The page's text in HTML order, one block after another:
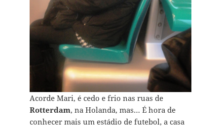
Acorde Mari, é cedo e frio nas ruas de
Rotterdam, na Holanda, mas… É hora de
conhecer mais um estádio de futebol, a casa